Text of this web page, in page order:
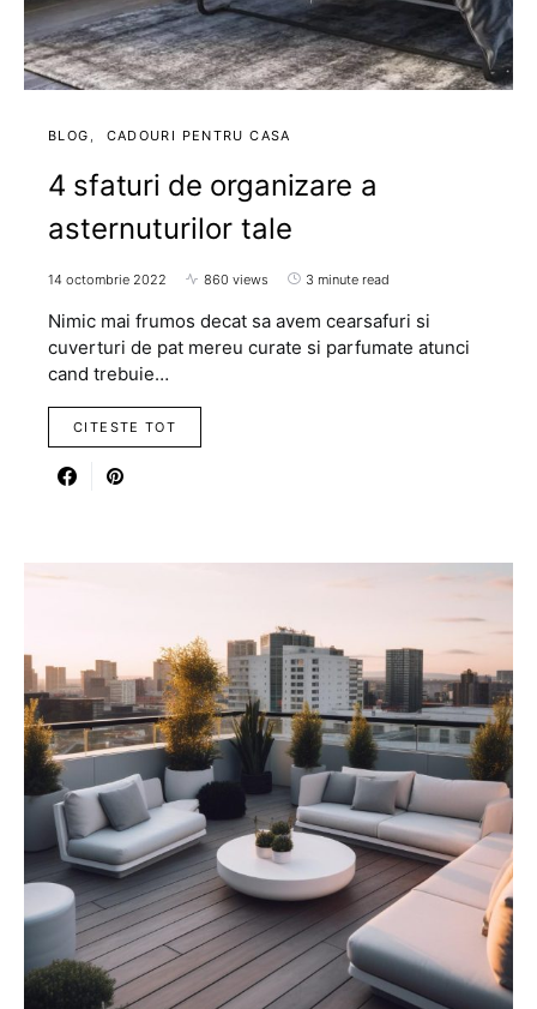
BLOG CADOURI PENTRU CASA
4 sfaturi de organizare a
asternuturilor tale
14 octombrie 2022 860 views 3 minute read
Nimic mai frumos decat sa avem cearsafuri si
cuverturi de pat mereu curate si parfumate atunci
cand trebuie…
CITESTE TOT